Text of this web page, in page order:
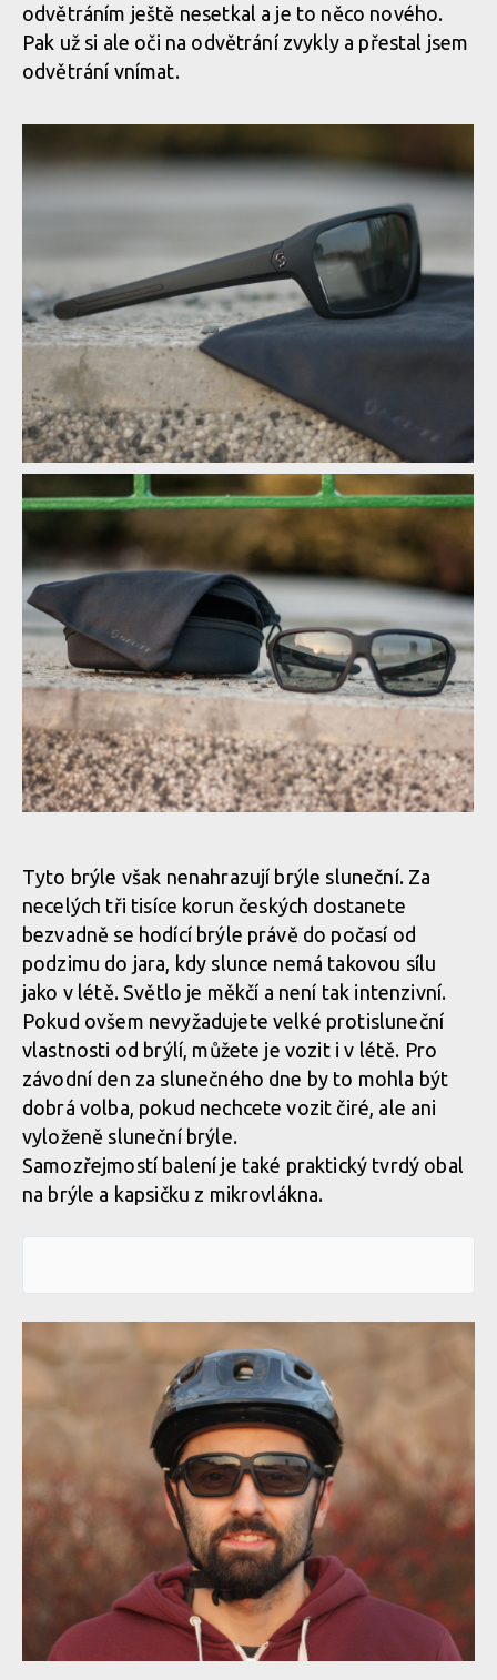
odvětráním ještě nesetkal a je to něco nového.
Pak už si ale oči na odvětrání zvykly a přestal jsem
odvětrání vnímat.
Test: sluneční brýle Scott Vector LightSensitive
Test: sluneční brýle Scott Vector LightSensitive
Test: sluneční brýle Scott Vector LightSensitive
Tyto brýle však nenahrazují brýle sluneční. Za
necelých tři tisíce korun českých dostanete
bezvadně se hodící brýle právě do počasí od
podzimu do jara, kdy slunce nemá takovou sílu
jako v létě. Světlo je měkčí a není tak intenzivní.
Pokud ovšem nevyžadujete velké protisluneční
vlastnosti od brýlí, můžete je vozit i v létě. Pro
závodní den za slunečného dne by to mohla být
dobrá volba, pokud nechcete vozit čiré, ale ani
vyloženě sluneční brýle.
Samozřejmostí balení je také praktický tvrdý obal
na brýle a kapsičku z mikrovlákna.